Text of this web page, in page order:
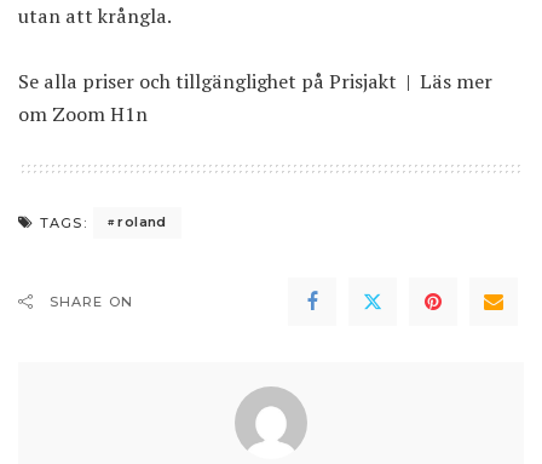
utan att krångla.
Se alla priser och tillgänglighet på Prisjakt | Läs mer
om Zoom H1n
TAGS: roland
SHARE ON